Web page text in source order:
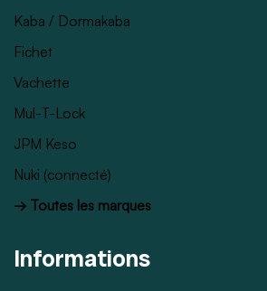
Kaba / Dormakaba
Fichet
Vachette
Mul-T-Lock
JPM Keso
Nuki (connecté)
→ Toutes les marques
Informations